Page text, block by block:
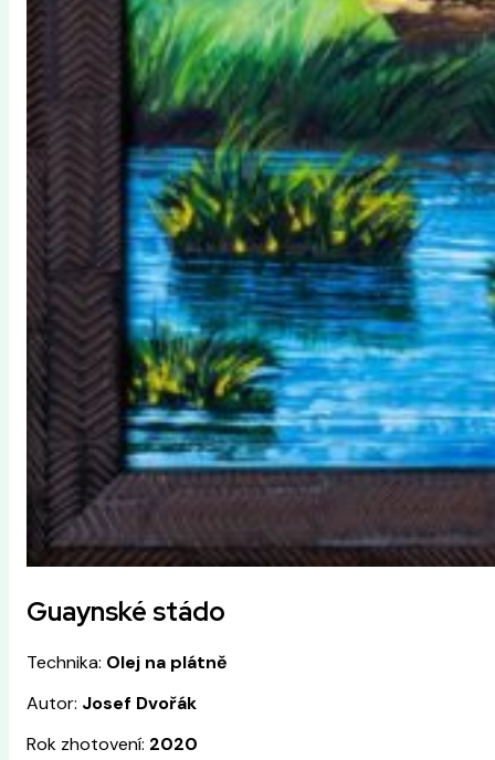
Guaynské stádo
Technika: Olej na plátně
Autor: Josef Dvořák
Rok zhotovení: 2020